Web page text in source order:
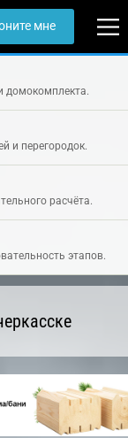
мне
домокомплекта.
и перегородок.
расчёта.
этапов.